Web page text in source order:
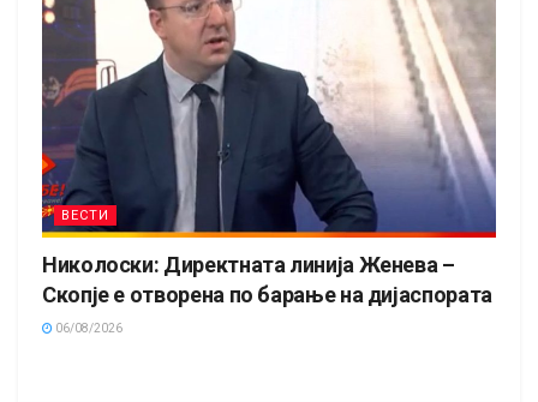
ВЕСТИ
Николоски: Директната линија Женева –
Скопје е отворена по барање на дијаспората
06/08/2026